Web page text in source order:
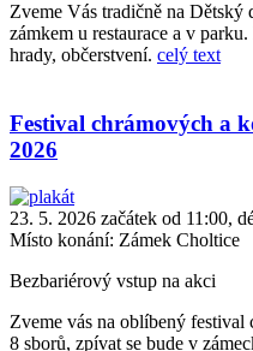
Zveme Vás tradičně na Dětský
zámkem u restaurace a v
hrady, občerstvení. celý text
Festival chrámových a
2026
23. 5. 2026 začátek od 11:00,
Místo konání: Zámek Choltice
Bezbariérový vstup na akci
Zveme vás na oblíbený festival
8 sborů, zpívat se bude v